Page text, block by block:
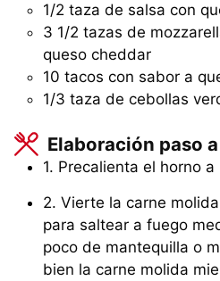
1/2 taza de salsa con
3 1/2 tazas de
queso cheddar
10 tacos con sabor a
1/3 taza de cebollas
Elaboración paso
1. Precalienta el horno a
2. Vierte la carne
para saltear a fuego
poco de mantequilla o
bien la carne molida